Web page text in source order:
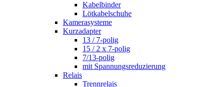
Kabelbinder
Lötkabelschuhe
Kamerasysteme
Kurzadapter
13 / 7-polig
15 / 2 x 7-polig
7/13-polig
mit Spannungsreduzierung
Relais
Trennrelais